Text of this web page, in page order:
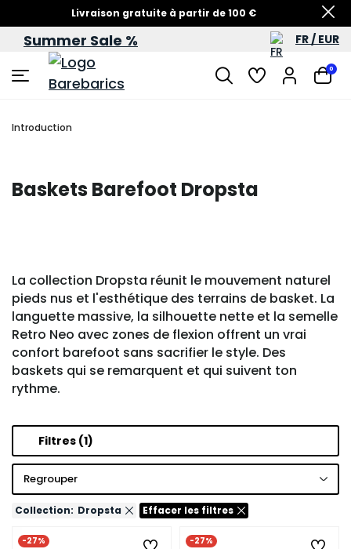
Livraison gratuite à partir de 100 €
Soldes d’été – jusqu’à -60 %
Summer Sale % FR / EUR
0
Introduction
Baskets Barefoot Dropsta
La collection Dropsta réunit le mouvement naturel
pieds nus et l'esthétique des terrains de basket. La
languette massive, la silhouette nette et la semelle
Retro Neo avec zones de flexion offrent un vrai
confort barefoot sans sacrifier le style. Des
baskets qui se remarquent et qui suivent ton
rythme.
Filtres (1)
Regrouper
Collection: Dropsta Effacer les filtres
-27% -27%